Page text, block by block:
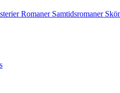
Romaner Samtidsromaner